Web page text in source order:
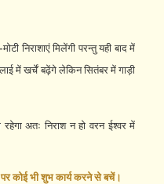
निराशाएं मिलेंगी परन्तु यही बाद में
में खर्चें बढ़ेंगे लेकिन सितंबर में गाड़ी
अतः निराश न हो वरन ईश्वर में
कोई भी शुभ कार्य करने से बचें।